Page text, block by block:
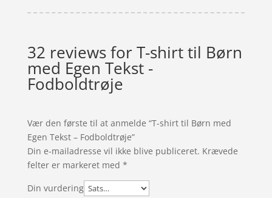
32 reviews forT-shirt til Børn
med Egen Tekst -
Fodboldtrøje
Vær den første til at anmelde “T-shirt til Børn med
Egen Tekst – Fodboldtrøje”
Din e-mailadresse vil ikke blive publiceret. Krævede
felter er markeret med *
Din vurdering